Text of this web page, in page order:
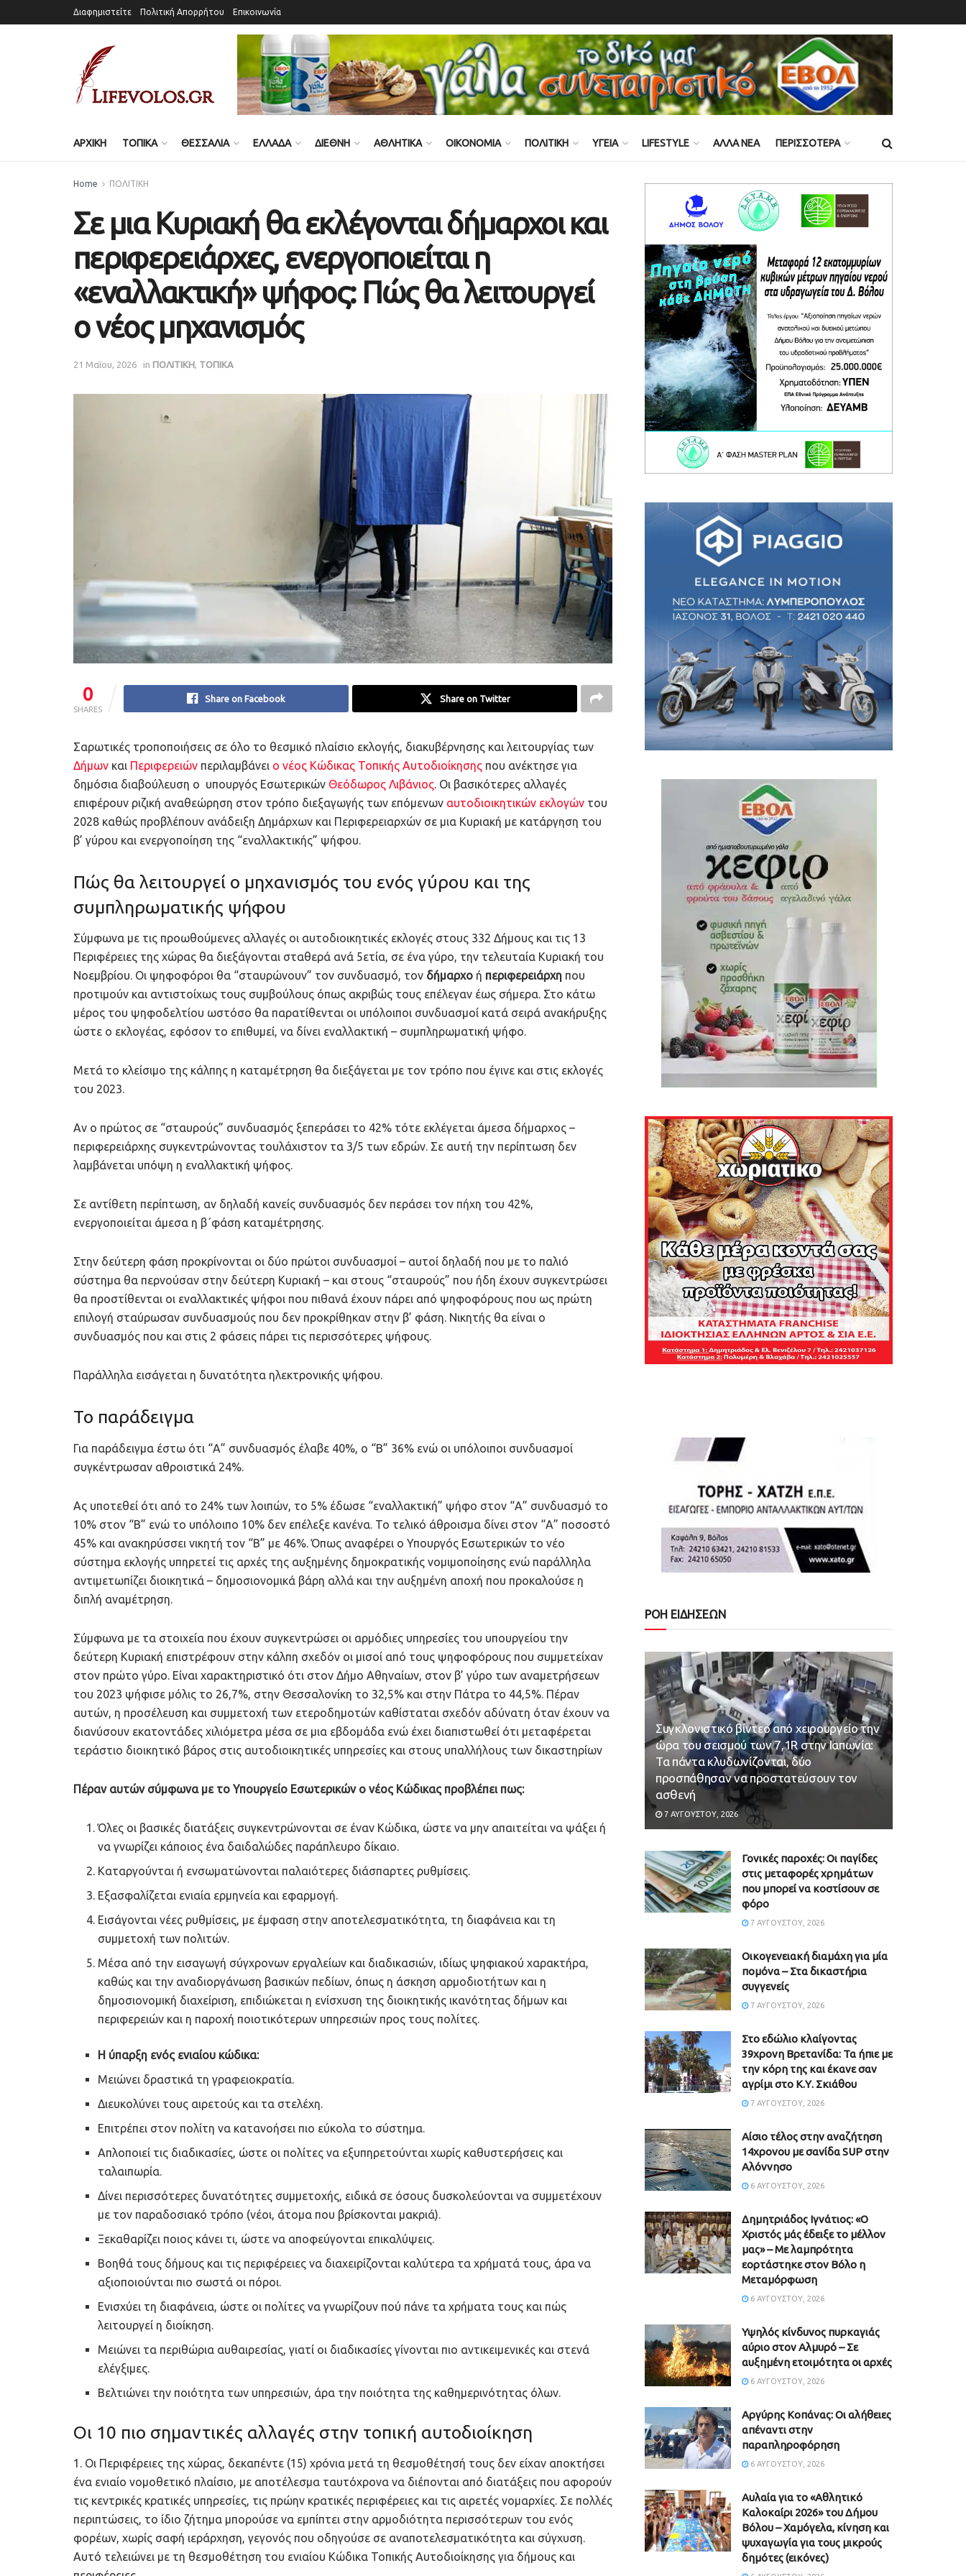
Διαφημιστείτε Πολιτική Απορρήτου Επικοινωνία
ΑΡΧΙΚΗ ΤΟΠΙΚΑ ΘΕΣΣΑΛΙΑ ΕΛΛΑΔΑ ΔΙΕΘΝΗ ΑΘΛΗΤΙΚΑ ΟΙΚΟΝΟΜΙΑ ΠΟΛΙΤΙΚΗ ΥΓΕΙΑ LIFESTYLE ΑΛΛΑ ΝΕΑ ΠΕΡΙΣΣΟΤΕΡΑ
Home ΠΟΛΙΤΙΚΗ
Σε μια Κυριακή θα εκλέγονται δήμαρχοι και
περιφερειάρχες, ενεργοποιείται η
«εναλλακτική» ψήφος: Πώς θα λειτουργεί
ο νέος μηχανισμός
21 Μαΐου, 2026 in ΠΟΛΙΤΙΚΗ ΤΟΠΙΚΑ
0
SHARES
Share on Facebook Share on Twitter
Σαρωτικές τροποποιήσεις σε όλο το θεσμικό πλαίσιο εκλογής, διακυβέρνησης και λειτουργίας των
Δήμων και Περιφερειών περιλαμβάνει ο νέος Κώδικας Τοπικής Αυτοδιοίκησης που ανέκτησε για
δημόσια διαβούλευση ο υπουργός Εσωτερικών Θεόδωρος Λιβάνιος. Οι βασικότερες αλλαγές
επιφέρουν ριζική αναθεώρηση στον τρόπο διεξαγωγής των επόμενων αυτοδιοικητικών εκλογών του
2028 καθώς προβλέπουν ανάδειξη Δημάρχων και Περιφερειαρχών σε μια Κυριακή με κατάργηση του
β’ γύρου και ενεργοποίηση της “εναλλακτικής” ψήφου.
Πώς θα λειτουργεί ο μηχανισμός του ενός γύρου και της
συμπληρωματικής ψήφου
Σύμφωνα με τις προωθούμενες αλλαγές οι αυτοδιοικητικές εκλογές στους 332 Δήμους και τις 13
Περιφέρειες της χώρας θα διεξάγονται σταθερά ανά 5ετία, σε ένα γύρο, την τελευταία Κυριακή του
Νοεμβρίου. Οι ψηφοφόροι θα “σταυρώνουν” τον συνδυασμό, τον δήμαρχο ή περιφερειάρχη που
προτιμούν και αντιστοίχως τους συμβούλους όπως ακριβώς τους επέλεγαν έως σήμερα. Στο κάτω
μέρος του ψηφοδελτίου ωστόσο θα παρατίθενται οι υπόλοιποι συνδυασμοί κατά σειρά ανακήρυξης
ώστε ο εκλογέας, εφόσον το επιθυμεί, να δίνει εναλλακτική – συμπληρωματική ψήφο.
Μετά το κλείσιμο της κάλπης η καταμέτρηση θα διεξάγεται με τον τρόπο που έγινε και στις εκλογές
του 2023.
Αν ο πρώτος σε “σταυρούς” συνδυασμός ξεπεράσει το 42% τότε εκλέγεται άμεσα δήμαρχος –
περιφερειάρχης συγκεντρώνοντας τουλάχιστον τα 3/5 των εδρών. Σε αυτή την περίπτωση δεν
λαμβάνεται υπόψη η εναλλακτική ψήφος.
Σε αντίθετη περίπτωση, αν δηλαδή κανείς συνδυασμός δεν περάσει τον πήχη του 42%,
ενεργοποιείται άμεσα η β΄φάση καταμέτρησης.
Στην δεύτερη φάση προκρίνονται οι δύο πρώτοι συνδυασμοί – αυτοί δηλαδή που με το παλιό
σύστημα θα περνούσαν στην δεύτερη Κυριακή – και στους “σταυρούς” που ήδη έχουν συγκεντρώσει
θα προστίθενται οι εναλλακτικές ψήφοι που πιθανά έχουν πάρει από ψηφοφόρους που ως πρώτη
επιλογή σταύρωσαν συνδυασμούς που δεν προκρίθηκαν στην β’ φάση. Νικητής θα είναι ο
συνδυασμός που και στις 2 φάσεις πάρει τις περισσότερες ψήφους.
Παράλληλα εισάγεται η δυνατότητα ηλεκτρονικής ψήφου.
Το παράδειγμα
Για παράδειγμα έστω ότι “Α” συνδυασμός έλαβε 40%, ο “Β” 36% ενώ οι υπόλοιποι συνδυασμοί
συγκέντρωσαν αθροιστικά 24%.
Ας υποτεθεί ότι από το 24% των λοιπών, το 5% έδωσε “εναλλακτική” ψήφο στον “Α” συνδυασμό το
10% στον “Β” ενώ το υπόλοιπο 10% δεν επέλεξε κανένα. Το τελικό άθροισμα δίνει στον “Α” ποσοστό
45% και ανακηρύσσει νικητή τον “Β” με 46%. Όπως αναφέρει ο Υπουργός Εσωτερικών το νέο
σύστημα εκλογής υπηρετεί τις αρχές της αυξημένης δημοκρατικής νομιμοποίησης ενώ παράλληλα
αντιμετωπίζει διοικητικά – δημοσιονομικά βάρη αλλά και την αυξημένη αποχή που προκαλούσε η
διπλή αναμέτρηση.
Σύμφωνα με τα στοιχεία που έχουν συγκεντρώσει οι αρμόδιες υπηρεσίες του υπουργείου την
δεύτερη Κυριακή επιστρέφουν στην κάλπη σχεδόν οι μισοί από τους ψηφοφόρους που συμμετείχαν
στον πρώτο γύρο. Είναι χαρακτηριστικό ότι στον Δήμο Αθηναίων, στον β’ γύρο των αναμετρήσεων
του 2023 ψήφισε μόλις το 26,7%, στην Θεσσαλονίκη το 32,5% και στην Πάτρα το 44,5%. Πέραν
αυτών, η προσέλευση και συμμετοχή των ετεροδημοτών καθίσταται σχεδόν αδύνατη όταν έχουν να
διανύσουν εκατοντάδες χιλιόμετρα μέσα σε μια εβδομάδα ενώ έχει διαπιστωθεί ότι μεταφέρεται
τεράστιο διοικητικό βάρος στις αυτοδιοικητικές υπηρεσίες και στους υπαλλήλους των δικαστηρίων
Πέραν αυτών σύμφωνα με το Υπουργείο Εσωτερικών ο νέος Κώδικας προβλέπει πως:
Όλες οι βασικές διατάξεις συγκεντρώνονται σε έναν Κώδικα, ώστε να μην απαιτείται να ψάξει ή
να γνωρίζει κάποιος ένα δαιδαλώδες παράπλευρο δίκαιο.
Καταργούνται ή ενσωματώνονται παλαιότερες διάσπαρτες ρυθμίσεις.
Εξασφαλίζεται ενιαία ερμηνεία και εφαρμογή.
Εισάγονται νέες ρυθμίσεις, με έμφαση στην αποτελεσματικότητα, τη διαφάνεια και τη
συμμετοχή των πολιτών.
Μέσα από την εισαγωγή σύγχρονων εργαλείων και διαδικασιών, ιδίως ψηφιακού χαρακτήρα,
καθώς και την αναδιοργάνωση βασικών πεδίων, όπως η άσκηση αρμοδιοτήτων και η
δημοσιονομική διαχείριση, επιδιώκεται η ενίσχυση της διοικητικής ικανότητας δήμων και
περιφερειών και η παροχή ποιοτικότερων υπηρεσιών προς τους πολίτες.
Η ύπαρξη ενός ενιαίου κώδικα:
Μειώνει δραστικά τη γραφειοκρατία.
Διευκολύνει τους αιρετούς και τα στελέχη.
Επιτρέπει στον πολίτη να κατανοήσει πιο εύκολα το σύστημα.
Απλοποιεί τις διαδικασίες, ώστε οι πολίτες να εξυπηρετούνται χωρίς καθυστερήσεις και
ταλαιπωρία.
Δίνει περισσότερες δυνατότητες συμμετοχής, ειδικά σε όσους δυσκολεύονται να συμμετέχουν
με τον παραδοσιακό τρόπο (νέοι, άτομα που βρίσκονται μακριά).
Ξεκαθαρίζει ποιος κάνει τι, ώστε να αποφεύγονται επικαλύψεις.
Βοηθά τους δήμους και τις περιφέρειες να διαχειρίζονται καλύτερα τα χρήματά τους, άρα να
αξιοποιούνται πιο σωστά οι πόροι.
Ενισχύει τη διαφάνεια, ώστε οι πολίτες να γνωρίζουν πού πάνε τα χρήματα τους και πώς
λειτουργεί η διοίκηση.
Μειώνει τα περιθώρια αυθαιρεσίας, γιατί οι διαδικασίες γίνονται πιο αντικειμενικές και στενά
ελέγξιμες.
Βελτιώνει την ποιότητα των υπηρεσιών, άρα την ποιότητα της καθημερινότητας όλων.
Οι 10 πιο σημαντικές αλλαγές στην τοπική αυτοδιοίκηση
1. Οι Περιφέρειες της χώρας, δεκαπέντε (15) χρόνια μετά τη θεσμοθέτησή τους δεν είχαν αποκτήσει
ένα ενιαίο νομοθετικό πλαίσιο, με αποτέλεσμα ταυτόχρονα να διέπονται από διατάξεις που αφορούν
τις κεντρικές κρατικές υπηρεσίες, τις πρώην κρατικές περιφέρειες και τις αιρετές νομαρχίες. Σε πολλές
περιπτώσεις, το ίδιο ζήτημα μπορούσε να εμπίπτει στην αρμοδιότητα περισσότερων του ενός
φορέων, χωρίς σαφή ιεράρχηση, γεγονός που οδηγούσε σε αναποτελεσματικότητα και σύγχυση.
Αυτό τελειώνει με τη θεσμοθέτηση του ενιαίου Κώδικα Τοπικής Αυτοδιοίκησης για δήμους και
ΡΟΗ ΕΙΔΗΣΕΩΝ
Συγκλονιστικό βίντεο από χειρουργείο την
ώρα του σεισμού των 7,1R στην Ιαπωνία:
Τα πάντα κλυδωνίζονται, δύο
προσπάθησαν να προστατεύσουν τον
ασθενή
7 ΑΥΓΟΎΣΤΟΥ, 2026
Γονικές παροχές: Οι παγίδες
στις μεταφορές χρημάτων
που μπορεί να κοστίσουν σε
φόρο
7 ΑΥΓΟΎΣΤΟΥ, 2026
Οικογενειακή διαμάχη για μία
πομόνα – Στα δικαστήρια
συγγενείς
7 ΑΥΓΟΎΣΤΟΥ, 2026
Στο εδώλιο κλαίγοντας
39χρονη Βρετανίδα: Τα ήπιε με
την κόρη της και έκανε σαν
αγρίμι στο Κ.Υ. Σκιάθου
7 ΑΥΓΟΎΣΤΟΥ, 2026
Αίσιο τέλος στην αναζήτηση
14χρονου με σανίδα SUP στην
Αλόννησο
6 ΑΥΓΟΎΣΤΟΥ, 2026
Δημητριάδος Ιγνάτιος: «Ο
Χριστός μάς έδειξε το μέλλον
μας» – Με λαμπρότητα
εορτάστηκε στον Βόλο η
Μεταμόρφωση
6 ΑΥΓΟΎΣΤΟΥ, 2026
Υψηλός κίνδυνος πυρκαγιάς
αύριο στον Αλμυρό – Σε
αυξημένη ετοιμότητα οι αρχές
6 ΑΥΓΟΎΣΤΟΥ, 2026
Aργύρης Κοπάνας: Οι αλήθειες
απέναντι στην
παραπληροφόρηση
6 ΑΥΓΟΎΣΤΟΥ, 2026
Αυλαία για το «Αθλητικό
Καλοκαίρι 2026» του Δήμου
Βόλου – Χαμόγελα, κίνηση και
ψυχαγωγία για τους μικρούς
δημότες (εικόνες)